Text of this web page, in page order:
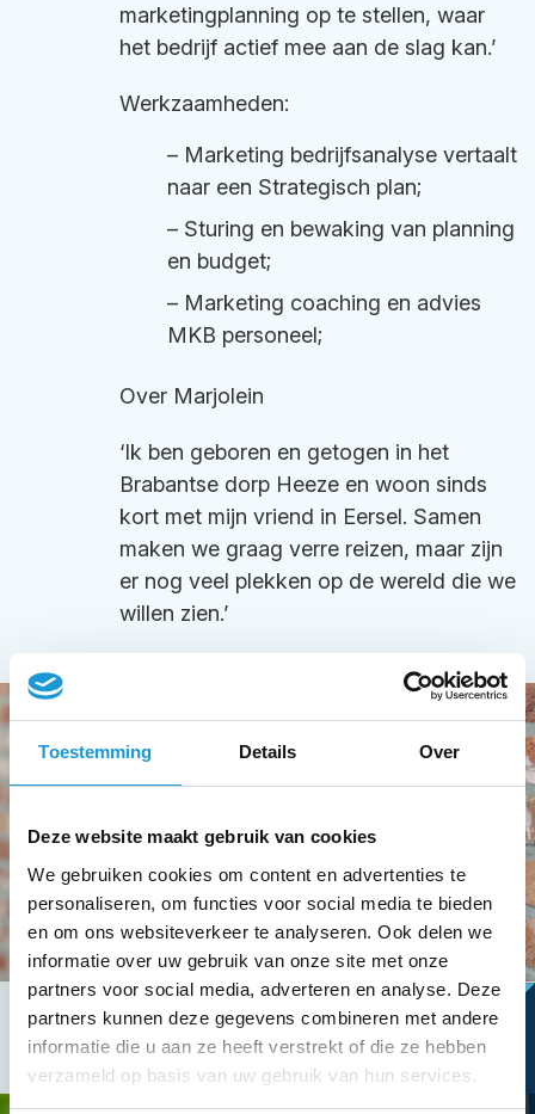
Toestemming Details Over
Deze website maakt gebruik van cookies
We gebruiken cookies om content en advertenties te
personaliseren, om functies voor social media te bieden
en om ons websiteverkeer te analyseren. Ook delen we
informatie over uw gebruik van onze site met onze
partners voor social media, adverteren en analyse. Deze
partners kunnen deze gegevens combineren met andere
informatie die u aan ze heeft verstrekt of die ze hebben
verzameld op basis van uw gebruik van hun services.
marketingplanning op te stellen, waar
het bedrijf actief mee aan de slag kan.’
Werkzaamheden:
– Marketing bedrijfsanalyse vertaalt
naar een Strategisch plan;
– Sturing en bewaking van planning
en budget;
– Marketing coaching en advies
MKB personeel;
Over Marjolein
‘Ik ben geboren en getogen in het
Brabantse dorp Heeze en woon sinds
kort met mijn vriend in Eersel. Samen
maken we graag verre reizen, maar zijn
er nog veel plekken op de wereld die we
willen zien.’